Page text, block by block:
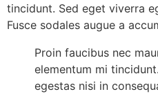
tincidunt. Sed eget viverra
Fusce sodales augue a
Proin faucibus nec
elementum mi
egestas nisi in